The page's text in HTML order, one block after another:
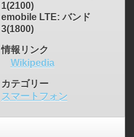
1(2100)
emobile LTE: バンド
3(1800)
情報リンク
Wikipedia
カテゴリー
スマートフォン